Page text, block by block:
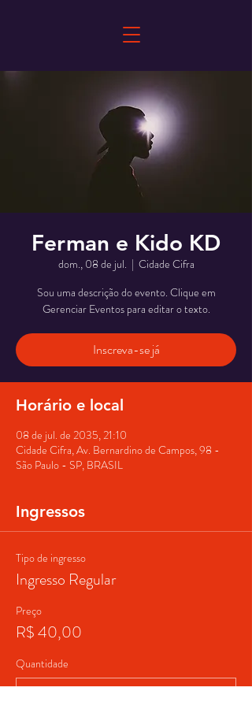
Ferman e Kido KD
dom., 08 de jul.
  |
Cidade Cifra
Sou uma descrição do evento. Clique em
Gerenciar Eventos para editar o texto.
Inscreva-se já
Horário e local
08 de jul. de 2035, 21:10
Cidade Cifra, Av. Bernardino de Campos, 98 -
São Paulo - SP, BRASIL
Ingressos
Tipo de ingresso
Ingresso Regular
Preço
R$ 40,00
Quantidade